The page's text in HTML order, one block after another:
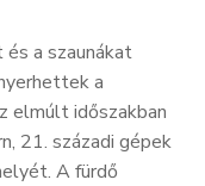
a szaunákat
a
elmúlt időszakban
21. századi gépek
A fürdő